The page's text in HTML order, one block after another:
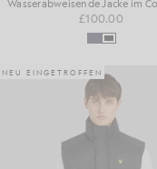
£100.00
NEU EINGETROFFEN